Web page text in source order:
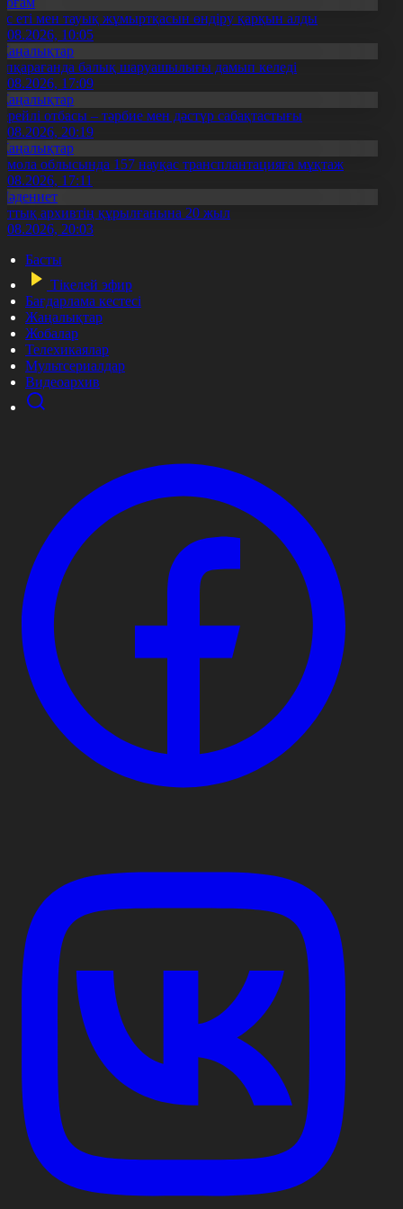
еті мен тауық жұмыртқасын өндіру қарқын алды
10:05
балық шаруашылығы дамып келеді
17:09
отбасы – тәрбие мен дәстүр сабақтастығы
20:19
облысында 157 науқас трансплантацияға мұқтаж
17:11
архивтің құрылғанына 20 жыл
20:03
Басты
Тікелей эфир
Бағдарлама кестесі
Жаңалықтар
Жобалар
Телехикаялар
Мультсериалдар
Видеоархив